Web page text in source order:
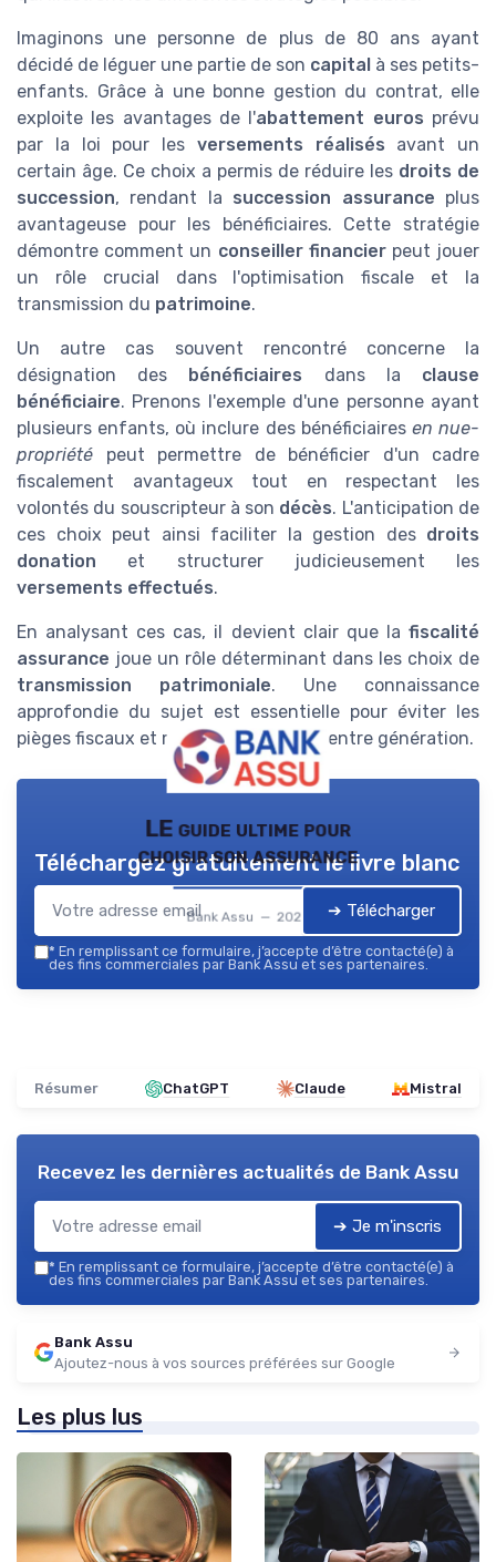
Imaginons une personne de plus de 80 ans ayant
décidé de léguer une partie de son capital à ses petits-
enfants. Grâce à une bonne gestion du contrat, elle
exploite les avantages de l'abattement euros prévu
par la loi pour les versements réalisés avant un
certain âge. Ce choix a permis de réduire les droits de
succession, rendant la succession assurance plus
avantageuse pour les bénéficiaires. Cette stratégie
démontre comment un conseiller financierpeut jouer
un rôle crucial dans l'optimisation fiscale et la
transmission du patrimoine.
Un autre cas souvent rencontré concerne la
désignation des
bénéficiaires dans la clause
bénéficiaire. Prenons l'exemple d'une personne ayant
plusieurs enfants, où inclure des bénéficiaires en nue-
propriété peut permettre de bénéficier d'un cadre
fiscalement avantageux tout en respectant les
volontés du souscripteur à son décès. L'anticipation de
ces choix peut ainsi faciliter la gestion des droits
donation et structurer judicieusement les
versements effectués.
En analysant ces cas, il devient clair que la fiscalité
assurance joue un rôle déterminant dans les choix de
transmission patrimoniale. Une connaissance
approfondie du sujet est essentielle pour éviter les
pièges fiscaux et maximiser les relais entre génération.
LE guide ultime pour
choisir son assurance
Bank Assu — 2026
Téléchargez gratuitement le livre blanc
➔ Télécharger
* En remplissant ce formulaire, j’accepte d’être contacté(e) à
des fins commerciales par Bank Assu et ses partenaires.
Résumer ChatGPT Claude Mistral
Recevez les dernières actualités de Bank Assu
➔ Je m'inscris
* En remplissant ce formulaire, j’accepte d’être contacté(e) à
des fins commerciales par Bank Assu et ses partenaires.
Bank Assu
Ajoutez-nous à vos sources préférées sur Google
Les plus lus